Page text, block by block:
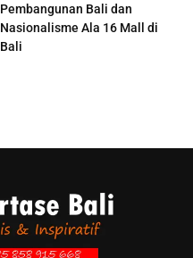
Pembangunan Bali dan
Nasionalisme Ala 16 Mall di
Bali